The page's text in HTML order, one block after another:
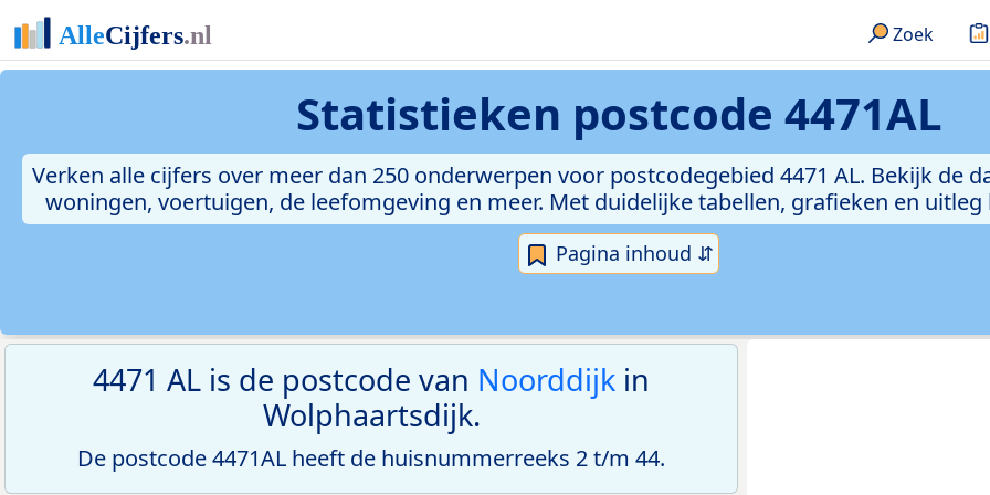
Zoek
Statistieken postcode 4471AL
Verken alle cijfers over meer dan 250 onderwerpen voor postcodegebied 4471 AL. Bekijk de
woningen, voertuigen, de leefomgeving en meer. Met duidelijke tabellen, grafieken en
Pagina inhoud ⇵
4471 AL is de postcode van Noorddijk in
Wolphaartsdijk.
De postcode 4471AL heeft de huisnummerreeks 2 t/m 44.